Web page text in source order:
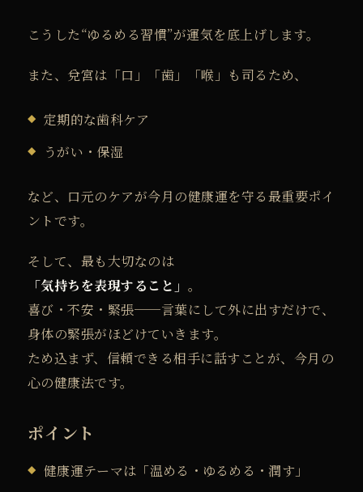
こうした“ゆるめる習慣”が運気を底上げします。
また、兌宮は「口」「歯」「喉」も司るため、
定期的な歯科ケア
うがい・保湿
など、口元のケアが今月の健康運を守る最重要ポイ
ントです。
そして、最も大切なのは
「気持ちを表現すること」 。
喜び・不安・緊張──言葉にして外に出すだけで、
身体の緊張がほどけていきます。
ため込まず、信頼できる相手に話すことが、今月の
心の健康法です。
ポイント
健康運テーマは「温める・ゆるめる・潤す」